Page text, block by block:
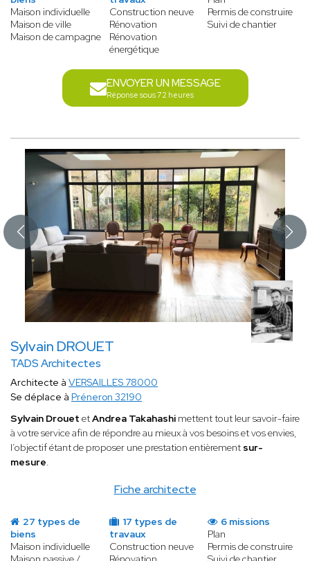
Maison individuelle
Maison de ville
Maison de campagne
Construction neuve
Rénovation
Rénovation
énergétique
Permis de construire
Suivi de chantier
ENVOYER UN MESSAGE
Réponse sous 72 heures
Sylvain DROUET
TADS Architectes
Fiche architecte
Architecte à VERSAILLES 78000
Se déplace à Préneron 32190
Sylvain Drouet etAndrea Takahashi mettent tout leur savoir-faire
à votre service afin de répondre au mieux à vos besoins et vos envies,
l’objectif étant de proposer une prestation entièrement sur-
mesure.
27 types de
biens
Maison individuelle
17 types de
travaux
Construction neuve
6 missions
Plan
Permis de construire